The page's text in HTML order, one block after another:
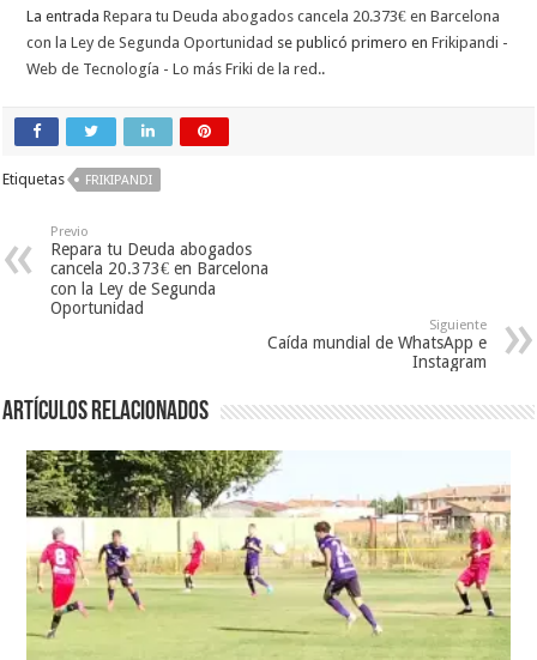
La entradaRepara tu Deuda abogados cancela 20.373€ en Barcelona
con la Ley de Segunda Oportunidad se publicó primero enFrikipandi -
Web de Tecnología - Lo más Friki de la red..
Etiquetas FRIKIPANDI
Previo
Repara tu Deuda abogados
cancela 20.373€ en Barcelona
con la Ley de Segunda
Oportunidad
Siguiente
Caída mundial de WhatsApp e
Instagram
Artículos relacionados